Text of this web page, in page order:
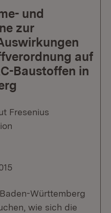
und
zur
auf
Baustoffen in
Fresenius
Württemberg
wie sich die